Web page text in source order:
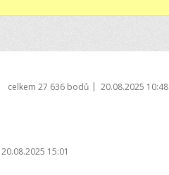
celkem 27 636 bodů | 20.08.2025 10:48
20.08.2025 15:01